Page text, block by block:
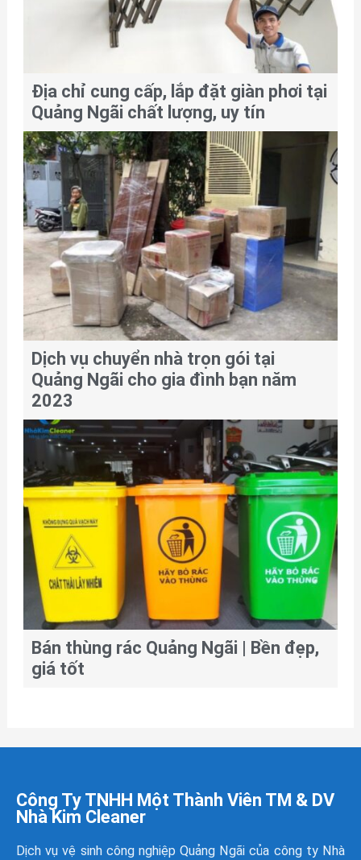
Địa chỉ cung cấp, lắp đặt giàn phơi tại
Quảng Ngãi chất lượng, uy tín
Dịch vụ chuyển nhà trọn gói tại
Quảng Ngãi cho gia đình bạn năm
2023
Bán thùng rác Quảng Ngãi | Bền đẹp,
giá tốt
Công Ty TNHH Một Thành Viên TM & DV
Nhà Kim Cleaner
Dịch vụ vệ sinh công nghiệp Quảng Ngãi của công ty Nhà